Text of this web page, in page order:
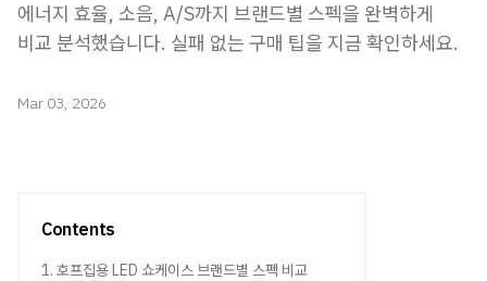
에너지 효율, 소음, A/S까지 브랜드별 스펙을 완벽하게
비교 분석했습니다. 실패 없는 구매 팁을 지금 확인하세요.
Mar 03, 2026
Contents
1. 호프집용 LED 쇼케이스 브랜드별 스펙 비교